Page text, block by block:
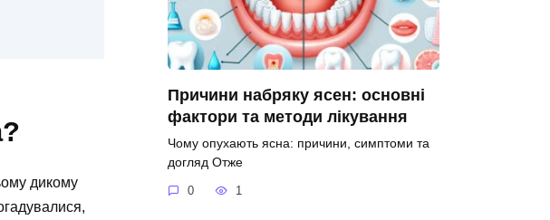
дикому
Причини набряку ясен: основні
фактори та методи лікування
Чому опухають ясна: причини, симптоми та
догляд Отже
0 1